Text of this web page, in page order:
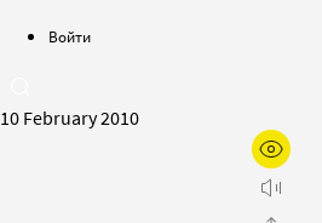
Войти
10 February 2010